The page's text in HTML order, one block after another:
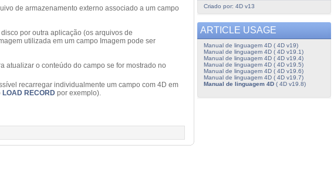
de armazenamento externo associado a um campo
por outra aplicação (os arquivos de
utilizada em um campo Imagem pode ser
atualizar o conteúdo do campo se for mostrado no
recarregar individualmente um campo com 4D em
LOAD RECORD por exemplo).
Criado por: 4D v13
ARTICLE USAGE
Manual de linguagem 4D ( 4D v19)
Manual de linguagem 4D ( 4D v19.1)
Manual de linguagem 4D ( 4D v19.4)
Manual de linguagem 4D ( 4D v19.5)
Manual de linguagem 4D ( 4D v19.6)
Manual de linguagem 4D ( 4D v19.7)
Manual de linguagem 4D( 4D v19.8)